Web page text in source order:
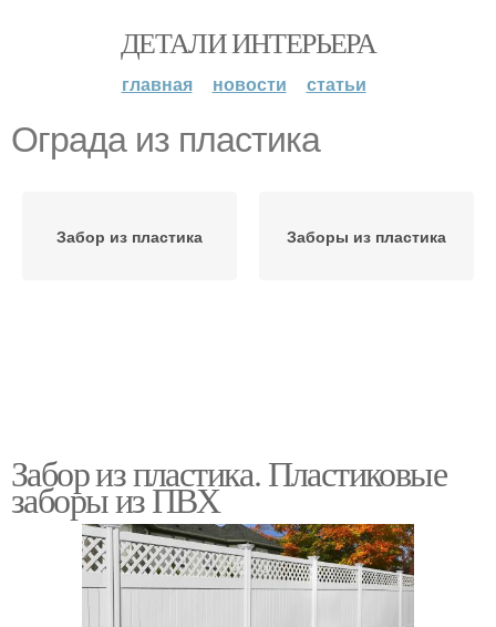
ДЕТАЛИ ИНТЕРЬЕРА
главная новости статьи
Ограда из пластика
Забор из пластика Заборы из пластика
Забор из пластика. Пластиковые
заборы из ПВХ